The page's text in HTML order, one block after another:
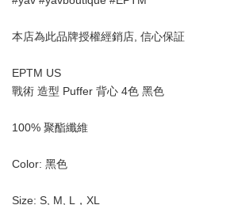
本店為此品牌授權經銷店, 信心保証
EPTM US
戰術 造型 Puffer 背心 4色 黑色
100% 聚酯纖維
Color: 黑色
Size: S, M, L，XL